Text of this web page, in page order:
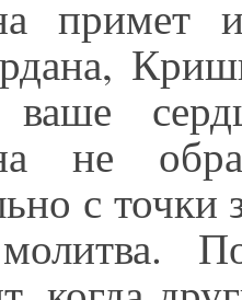
примет
ваше
не
с точки